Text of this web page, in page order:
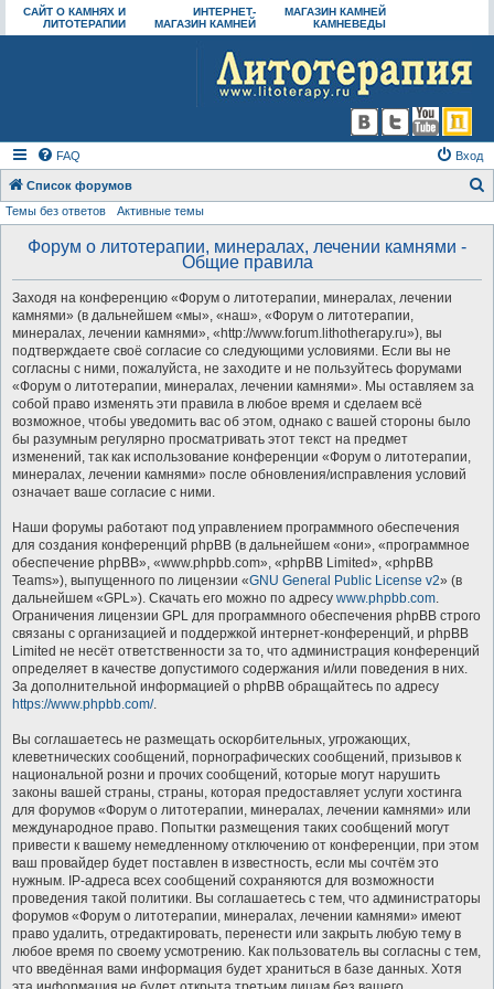
САЙТ О КАМНЯХ И
ЛИТОТЕРАПИИ
ИНТЕРНЕТ-
МАГАЗИН КАМНЕЙ
МАГАЗИН КАМНЕЙ
КАМНЕВЕДЫ
FAQ Вход
Список форумов
Темы без ответов Активные темы
Форум о литотерапии, минералах, лечении камнями -
Общие правила
Заходя на конференцию «Форум о литотерапии, минералах, лечении
камнями» (в дальнейшем «мы», «наш», «Форум о литотерапии,
минералах, лечении камнями», «http://www.forum.lithotherapy.ru»), вы
подтверждаете своё согласие со следующими условиями. Если вы не
согласны с ними, пожалуйста, не заходите и не пользуйтесь форумами
«Форум о литотерапии, минералах, лечении камнями». Мы оставляем за
собой право изменять эти правила в любое время и сделаем всё
возможное, чтобы уведомить вас об этом, однако с вашей стороны было
бы разумным регулярно просматривать этот текст на предмет
изменений, так как использование конференции «Форум о литотерапии,
минералах, лечении камнями» после обновления/исправления условий
означает ваше согласие с ними.
Наши форумы работают под управлением программного обеспечения
для создания конференций phpBB (в дальнейшем «они», «программное
обеспечение phpBB», «www.phpbb.com», «phpBB Limited», «phpBB
Teams»), выпущенного по лицензии «GNU General Public License v2» (в
дальнейшем «GPL»). Скачать его можно по адресу www.phpbb.com.
Ограничения лицензии GPL для программного обеспечения phpBB строго
связаны с организацией и поддержкой интернет-конференций, и phpBB
Limited не несёт ответственности за то, что администрация конференций
определяет в качестве допустимого содержания и/или поведения в них.
За дополнительной информацией о phpBB обращайтесь по адресу
https://www.phpbb.com/.
Вы соглашаетесь не размещать оскорбительных, угрожающих,
клеветнических сообщений, порнографических сообщений, призывов к
национальной розни и прочих сообщений, которые могут нарушить
законы вашей страны, страны, которая предоставляет услуги хостинга
для форумов «Форум о литотерапии, минералах, лечении камнями» или
международное право. Попытки размещения таких сообщений могут
привести к вашему немедленному отключению от конференции, при этом
ваш провайдер будет поставлен в известность, если мы сочтём это
нужным. IP-адреса всех сообщений сохраняются для возможности
проведения такой политики. Вы соглашаетесь с тем, что администраторы
форумов «Форум о литотерапии, минералах, лечении камнями» имеют
право удалить, отредактировать, перенести или закрыть любую тему в
любое время по своему усмотрению. Как пользователь вы согласны с тем,
что введённая вами информация будет храниться в базе данных. Хотя